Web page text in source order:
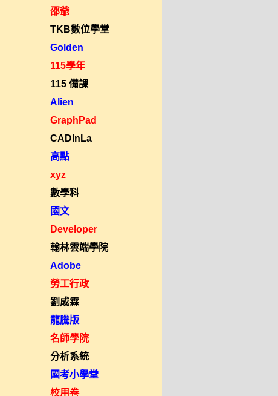
邵爺
TKB數位學堂
Golden
115學年
115 備課
Alien
GraphPad
CADInLa
高點
xyz
數學科
國文
Developer
翰林雲端學院
Adobe
勞工行政
劉成霖
龍騰版
名師學院
分析系統
國考小學堂
校用卷